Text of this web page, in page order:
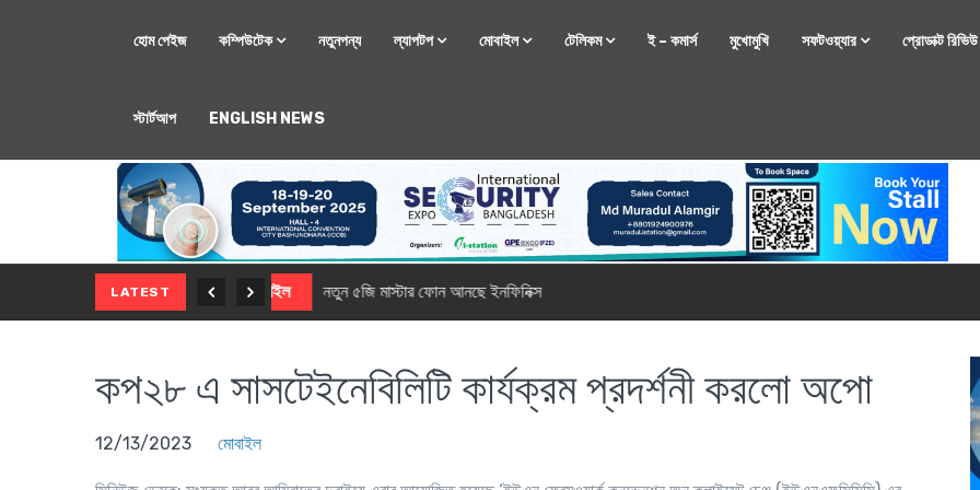
হোম পেইজ কম্পিউটেক নতুনপন্য ল্যাপটপ মোবাইল টেলিকম ই – কমার্স মুখোমুখি সফটওয়্যার প্রোডাক্ট রিভিউ
স্টার্টআপ ENGLISH NEWS
LATEST মোবাইল নতুন সি-সিরিজ স্মার্টফোন নিয়ে আসছে রিয়েলমি
কপ২৮ এ সাসটেইনেবিলিটি কার্যক্রম প্রদর্শনী করলো অপো
12/13/2023 মোবাইল